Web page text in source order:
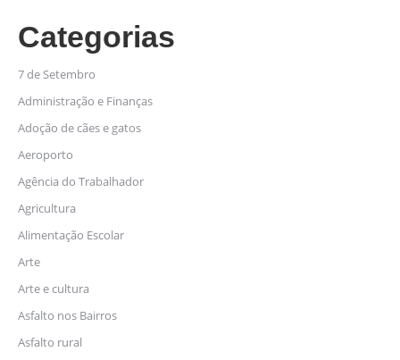
Categorias
7 de Setembro
Administração e Finanças
Adoção de cães e gatos
Aeroporto
Agência do Trabalhador
Agricultura
Alimentação Escolar
Arte
Arte e cultura
Asfalto nos Bairros
Asfalto rural